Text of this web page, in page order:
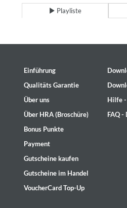
Genre:Jazz
Haydn: String Quartets, Vol. 22
Playliste
Einführung
Qualitäts Garantie
Über uns
Über HRA (Broschüre)
Bonus Punkte
Payment
Gutscheine kaufen
Gutscheine im Handel
VoucherCard Top-Up
Hilfe
FAQ -